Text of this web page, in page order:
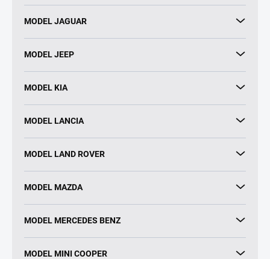
MODEL JAGUAR
MODEL JEEP
MODEL KIA
MODEL LANCIA
MODEL LAND ROVER
MODEL MAZDA
MODEL MERCEDES BENZ
MODEL MINI COOPER